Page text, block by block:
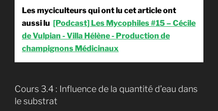
Les myciculteurs qui ont lu cet article ont
aussi lu [Podcast] Les Mycophiles #15 – Cécile
de Vulpian - Villa Hélène - Production de
champignons Médicinaux
Cours 3.4 : Influence de la quantité d’eau dans
le substrat